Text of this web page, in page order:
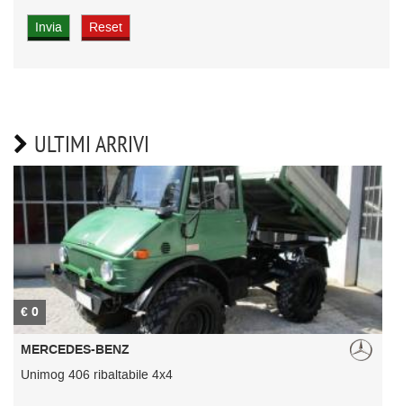
ULTIMI ARRIVI
€ 0
MERCEDES-BENZ
Unimog 406 ribaltabile 4x4